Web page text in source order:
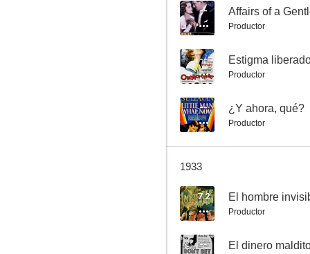
The Mystery of Edwin Drood
Grandes esperanzas
-- Affairs of a
Productor
-- Estigma
Productor
-- ¿Y ahora, qué?
Productor
1933
7.2 El hombre
Productor
-- El dinero